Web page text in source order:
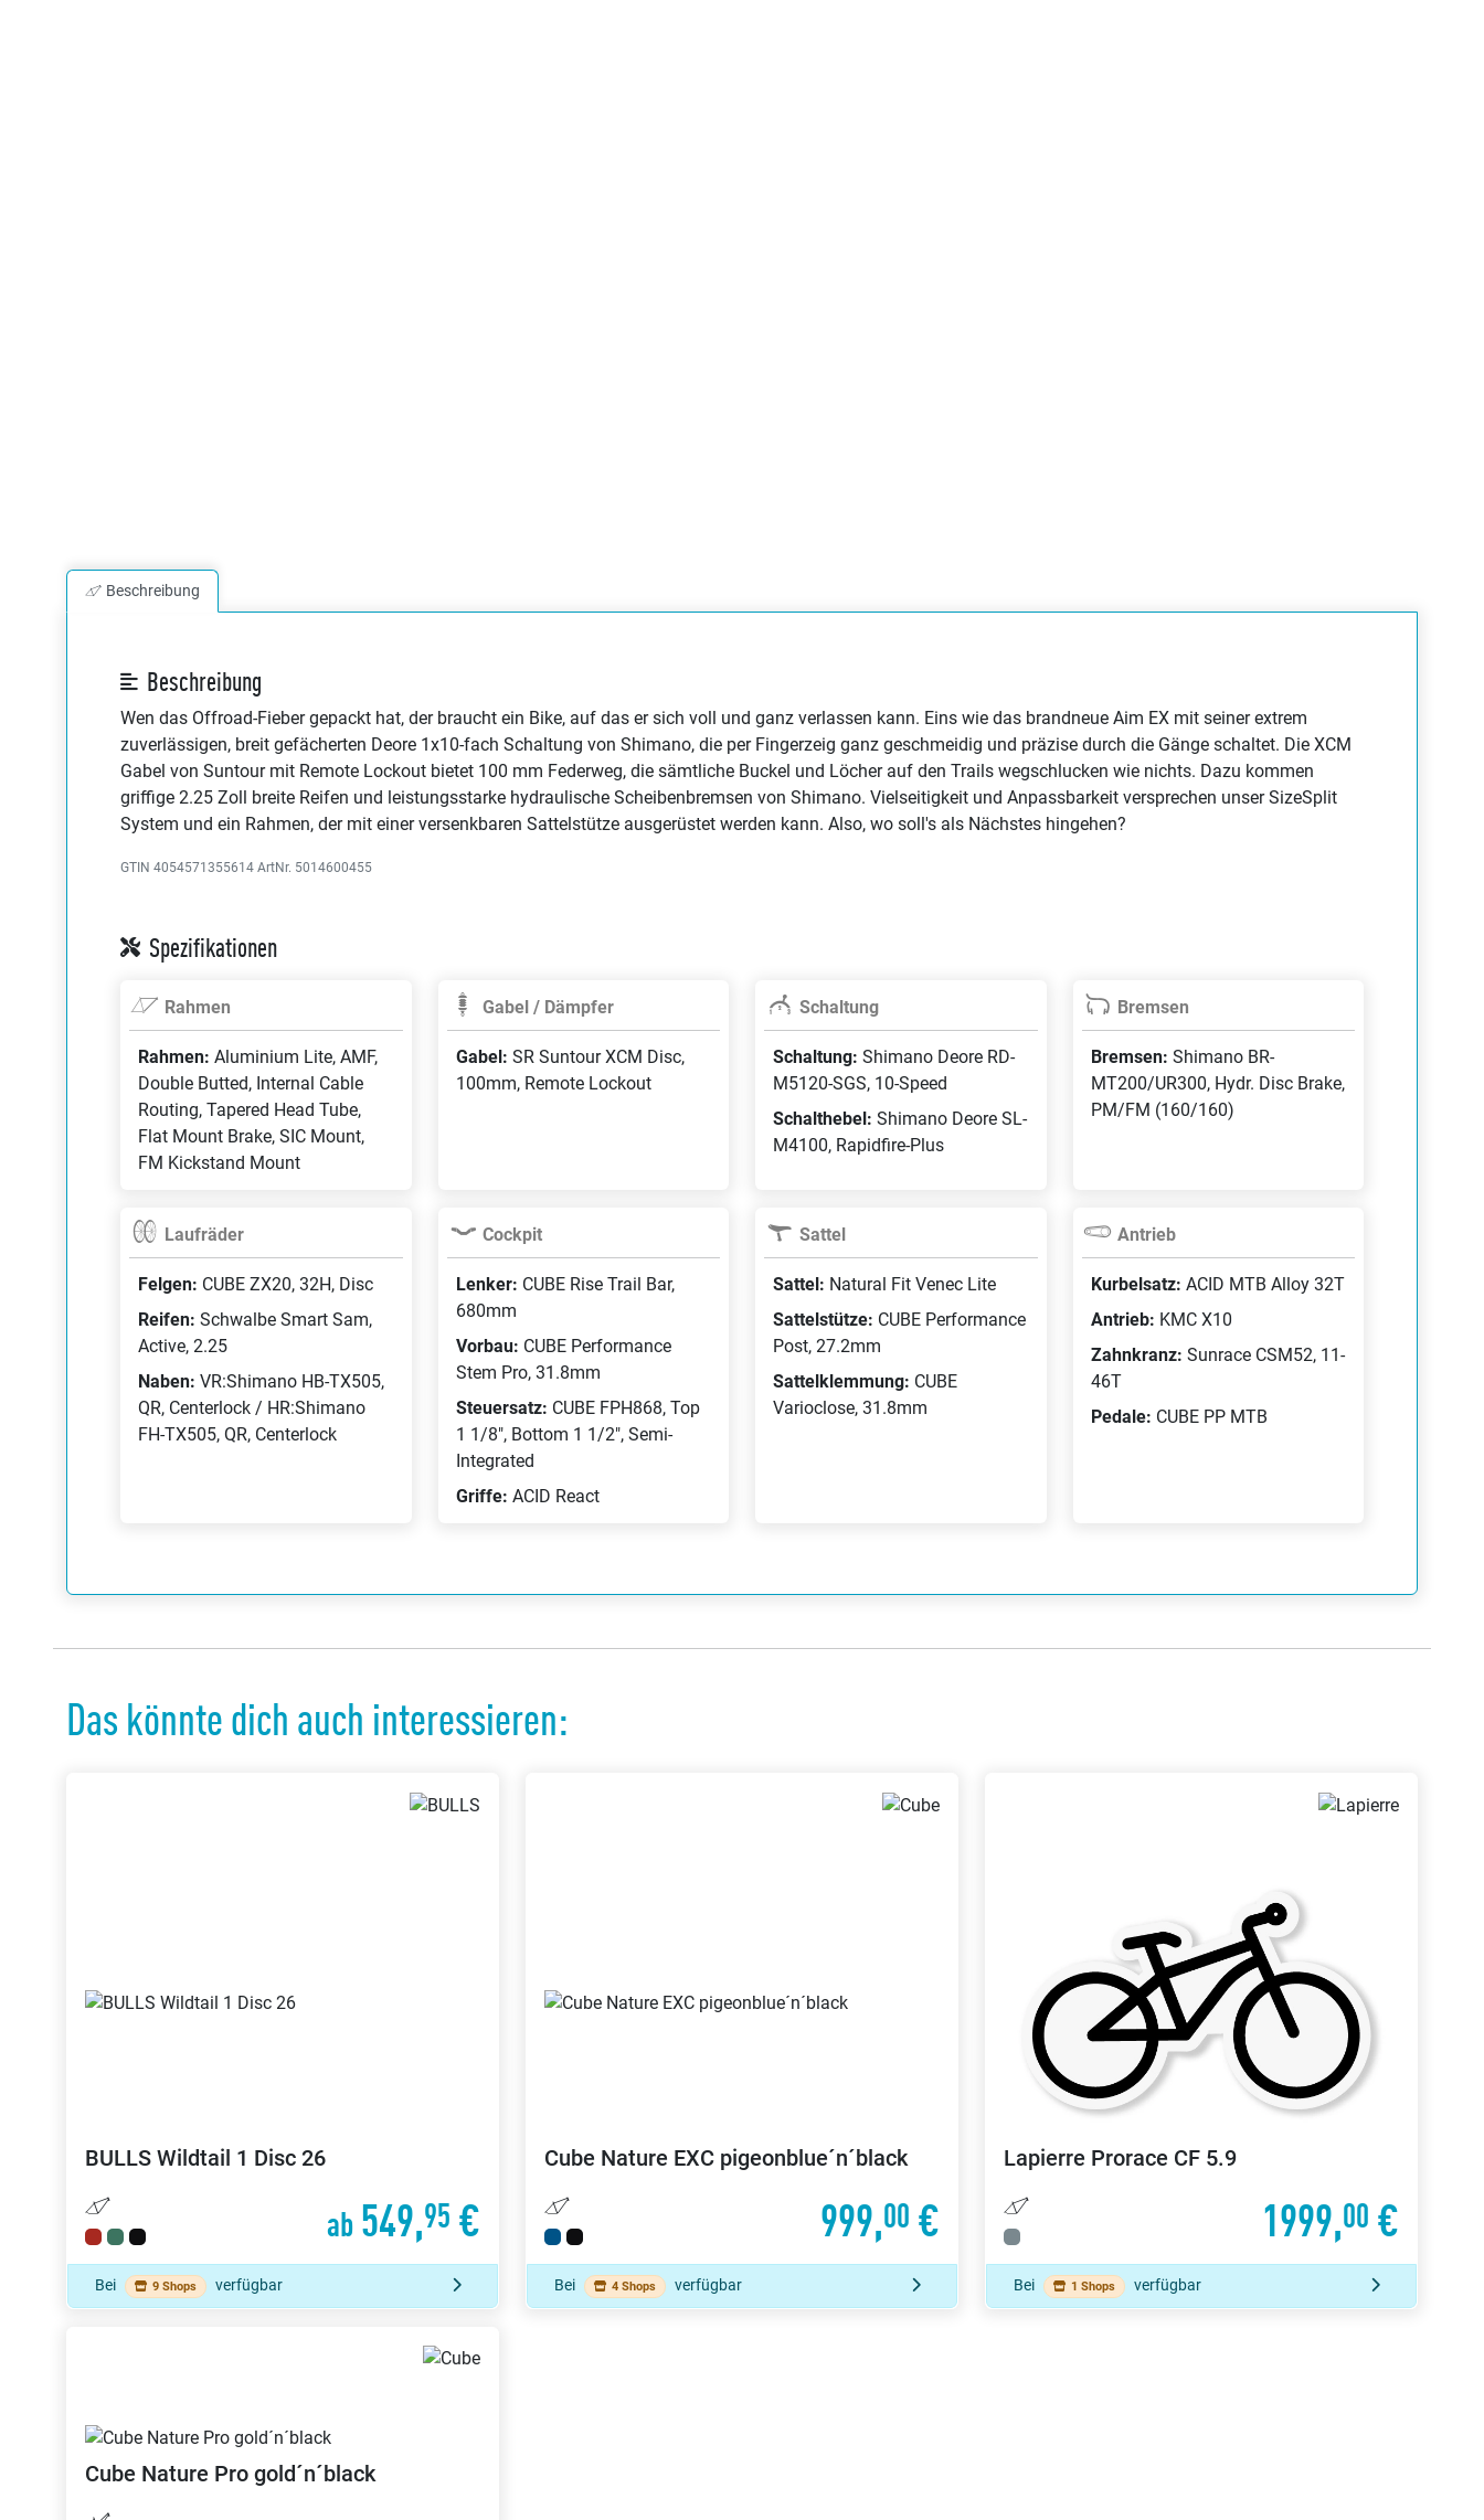
Beschreibung
Beschreibung
Wen das Offroad-Fieber gepackt hat, der braucht ein Bike, auf das er sich voll und ganz verlassen kann. Eins wie das brandneue Aim EX mit seiner extrem
zuverlässigen, breit gefächerten Deore 1x10-fach Schaltung von Shimano, die per Fingerzeig ganz geschmeidig und präzise durch die Gänge schaltet. Die XCM
Gabel von Suntour mit Remote Lockout bietet 100 mm Federweg, die sämtliche Buckel und Löcher auf den Trails wegschlucken wie nichts. Dazu kommen
griffige 2.25 Zoll breite Reifen und leistungsstarke hydraulische Scheibenbremsen von Shimano. Vielseitigkeit und Anpassbarkeit versprechen unser SizeSplit
System und ein Rahmen, der mit einer versenkbaren Sattelstütze ausgerüstet werden kann. Also, wo soll's als Nächstes hingehen?
GTIN 4054571355614 ArtNr. 5014600455
Spezifikationen
Rahmen
Rahmen: Aluminium Lite, AMF,
Double Butted, Internal Cable
Routing, Tapered Head Tube,
Flat Mount Brake, SIC Mount,
FM Kickstand Mount
Gabel / Dämpfer
Gabel: SR Suntour XCM Disc,
100mm, Remote Lockout
Schaltung
Schaltung: Shimano Deore RD-
M5120-SGS, 10-Speed
Schalthebel: Shimano Deore SL-
M4100, Rapidfire-Plus
Bremsen
Bremsen: Shimano BR-
MT200/UR300, Hydr. Disc Brake,
PM/FM (160/160)
Laufräder
Felgen: CUBE ZX20, 32H, Disc
Reifen: Schwalbe Smart Sam,
Active, 2.25
Naben: VR:Shimano HB-TX505,
QR, Centerlock / HR:Shimano
FH-TX505, QR, Centerlock
Cockpit
Lenker: CUBE Rise Trail Bar,
680mm
Vorbau: CUBE Performance
Stem Pro, 31.8mm
Steuersatz: CUBE FPH868, Top
1 1/8", Bottom 1 1/2", Semi-
Integrated
Griffe: ACID React
Sattel
Sattel: Natural Fit Venec Lite
Sattelstütze: CUBE Performance
Post, 27.2mm
Sattelklemmung: CUBE
Varioclose, 31.8mm
Antrieb
Kurbelsatz: ACID MTB Alloy 32T
Antrieb: KMC X10
Zahnkranz: Sunrace CSM52, 11-
46T
Pedale: CUBE PP MTB
Das könnte dich auch interessieren:
BULLS Wildtail 1 Disc 26
ab549,95 €
Bei 9 Shops verfügbar
Cube Nature EXC pigeonblue´n´black
999,00 €
Bei 4 Shops verfügbar
Lapierre Prorace CF 5.9
1999,00 €
Bei 1 Shops verfügbar
Cube Nature Pro gold´n´black